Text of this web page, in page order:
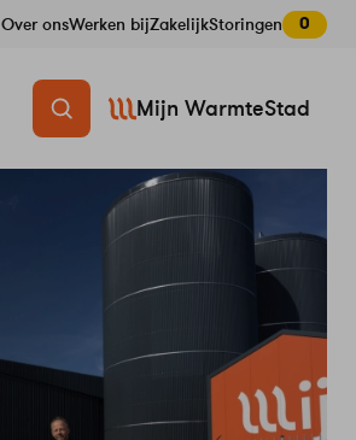
Over onsWerken bijZakelijkStoringen 0
Mijn WarmteStad